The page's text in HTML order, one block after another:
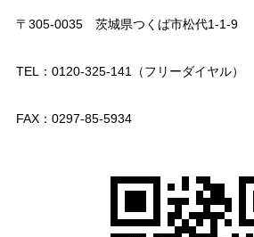
〒305-0035 茨城県つくば市松代1-1-9
TEL：0120-325-141（フリーダイヤル）
FAX：0297-85-5934